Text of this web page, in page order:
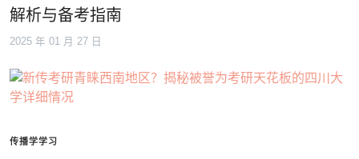
解析与备考指南
2025 年 01 月 27 日
传播学学习